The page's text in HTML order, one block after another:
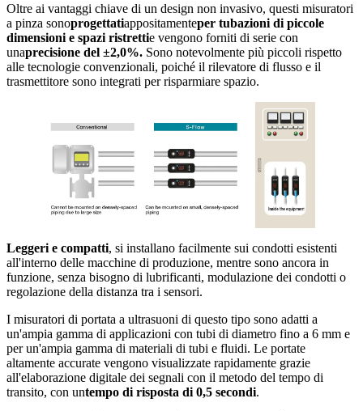
Oltre ai vantaggi chiave di un design non invasivo, questi misuratori
a pinza sonoprogettatiappositamenteper tubazioni di piccole
dimensioni e spazi ristrettie vengono forniti di serie con
unaprecisione del ±2,0%. Sono notevolmente più piccoli rispetto
alle tecnologie convenzionali, poiché il rilevatore di flusso e il
trasmettitore sono integrati per risparmiare spazio.
Leggeri e compatti, si installano facilmente sui condotti esistenti
all'interno delle macchine di produzione, mentre sono ancora in
funzione, senza bisogno di lubrificanti, modulazione dei condotti o
regolazione della distanza tra i sensori.
I misuratori di portata a ultrasuoni di questo tipo sono adatti a
un'ampia gamma di applicazioni con tubi di diametro fino a 6 mm e
per un'ampia gamma di materiali di tubi e fluidi. Le portate
altamente accurate vengono visualizzate rapidamente grazie
all'elaborazione digitale dei segnali con il metodo del tempo di
transito, con untempo di risposta di 0,5 secondi.